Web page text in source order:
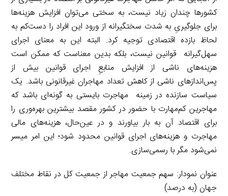
کشورها چندان زیاد نیست، به سختی می‌توان افزایش هزینه‌ها
برای جلوگیریِ به شدت سختگیرانه از ورود این افراد را دست‌کم به
لحاظ بازده اقتصادی توجیه کرد. البته این به معنای اجرای
سهل‌گیرانه قوانین نیست، بلکه بدین معناست که ممکن است
هزینه‌های ناشی از افزایش منابعِ اجرای قوانین بیش از
پس‌اندازهای ناشی از کاهش تعداد مهاجران غیرقانونی باشد. یک
سیاست سازنده در زمینه مهاجرت بایستی به گونه‌ای باشد که
مهاجرین کم‌مهارت با حضور در کشور مقصد بیشترین بهره‌وری را
برای اقتصاد آن به بار بیاورند و در عین‌حال، هزینه‌های مالی
مهاجرت و هزینه‌های اجرای قوانین محدود شود؛ این امر میسر
نمی‌شود مگر با رسمی‌سازی.
عنوان نمودار: سهم جمعیت مهاجر از جمعیت کل در نقاط مختلف
جهان (به درصد)